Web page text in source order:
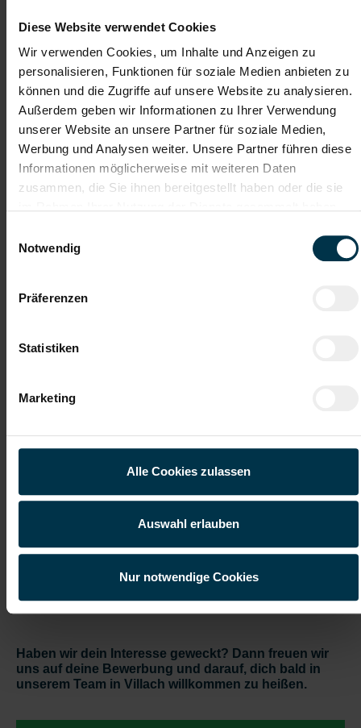
Diese Website verwendet Cookies
Wir verwenden Cookies, um Inhalte und Anzeigen zu
personalisieren, Funktionen für soziale Medien anbieten zu
können und die Zugriffe auf unsere Website zu analysieren.
Außerdem geben wir Informationen zu Ihrer Verwendung
unserer Website an unsere Partner für soziale Medien,
Werbung und Analysen weiter. Unsere Partner führen diese
Informationen möglicherweise mit weiteren Daten
zusammen, die Sie ihnen bereitgestellt haben oder die sie
Notwendig
Präferenzen
Statistiken
Marketing
Alle Cookies zulassen
Auswahl erlauben
Nur notwendige Cookies
ab EUR 1.209,30
Teilzeit
Keine Schichtarbeit
Transport / Logistik
Containerwagen am Standort Villach aus den LKW rollen
Unterstützung bei der Briefsortierung und
31,5 kg
Umgang
Lohn-/Gehalts-
Auszahlung
Teamorientierte Unternehmenskultur
Haben wir dein Interesse geweckt? Dann freuen wir
uns auf deine Bewerbung und darauf, dich bald in
unserem Team in Villach willkommen zu heißen.